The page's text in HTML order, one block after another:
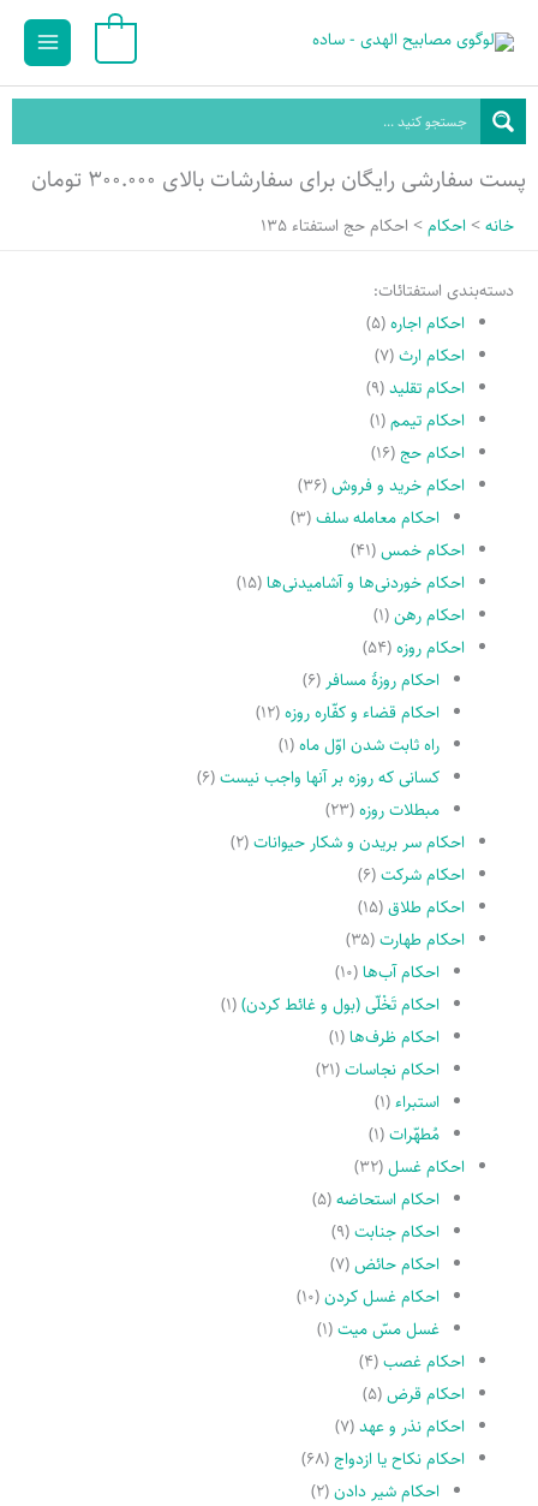
محتوا
Main
پست سفارشی رایگان برای سفارشات بالای ۳۰۰.۰۰۰ تومان
خانه احکام احکام حج استفتاء 135
دسته‌بندی استفتائات:
احکام اجاره(۵)
احکام ارث(۷)
احکام تقلید(۹)
احکام تیمم(۱)
احکام حج(۱۶)
احکام خرید و فروش(۳۶)
احکام معامله سلف(۳)
احکام خمس(۴۱)
احکام خوردنی‌ها و آشامیدنی‌ها(۱۵)
احکام رهن(۱)
احکام روزه(۵۴)
احکام روزۀ مسافر (۶)
احکام قضاء و کفّاره روزه(۱۲)
راه ثابت شدن اوّل ماه(۱)
کسانى که روزه بر آنها واجب نیست(۶)
مبطلات روزه(۲۳)
احکام سر بریدن و شکار حیوانات(۲)
احکام شرکت(۶)
احکام طلاق(۱۵)
احکام طهارت(۳۵)
احکام آب‌ها(۱۰)
احکام تَخْلّى (بول و غائط کردن)(۱)
احکام ظرف‌ها(۱)
احکام نجاسات(۲۱)
استبراء(۱)
مُطهّرات(۱)
احکام غسل(۳۲)
احکام استحاضه(۵)
احکام جنابت(۹)
احکام حائض(۷)
احکام غسل کردن(۱۰)
غسل مسّ میت(۱)
احکام غصب(۴)
احکام قرض(۵)
احکام نذر و عهد(۷)
احکام نکاح یا ازدواج(۶۸)
احکام شیر دادن(۲)